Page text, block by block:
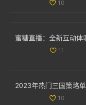
10
11
10